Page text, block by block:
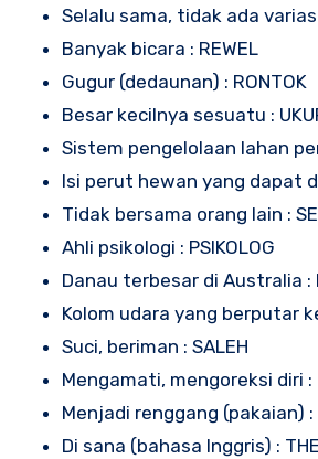
Selalu sama, tidak ada variasi
Banyak bicara : REWEL
Gugur (dedaunan) : RONTOK
Besar kecilnya sesuatu :
Sistem pengelolaan lahan
Isi perut hewan yang dapat
Tidak bersama orang lain :
Ahli psikologi : PSIKOLOG
Danau terbesar di Australia :
Kolom udara yang berputar
Suci, beriman : SALEH
Mengamati, mengoreksi diri :
Menjadi renggang (pakaian) :
Di sana (bahasa Inggris) :